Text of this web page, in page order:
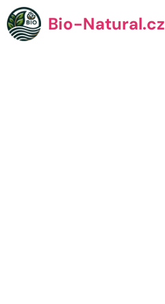
Přeskočit
na
obsah
Bio-Natural.cz